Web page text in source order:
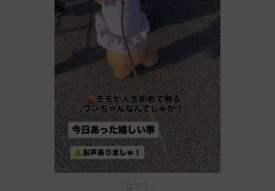
「なでて」